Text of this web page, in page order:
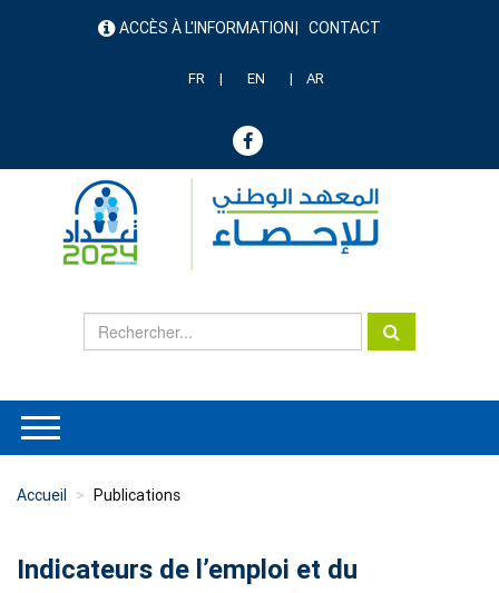
menu ACCÈS À L'INFORMATION CONTACT
FR EN AR
Accueil Publications
Indicateurs de l’emploi et du